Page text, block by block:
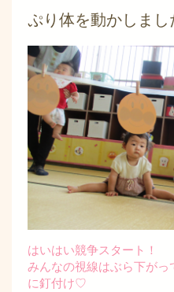
ぷり体を動かしま
はいはい競争スタート！
みんなの視線はぶら下が
に釘付け♡